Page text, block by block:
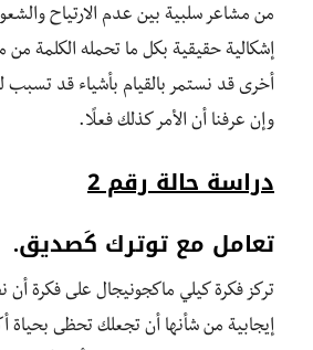
من مشاعر سلبية بين عدم الارتياح
إشكالية حقيقية بكل ما تحمله الكلمة
أخرى قد نستمر بالقيام بأشياء قد تسبب
وإن عرفنا أن الأمر كذلك فعلًا.
دراسة حالة رقم 2
تعامل مع توترك كَصديق.
تركز فكرة كيلي ماكجونيجال على فكرة أن
إيجابية من شأنها أن تجعلك تحظى